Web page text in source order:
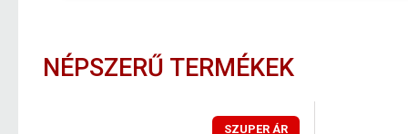
NÉPSZERŰ TERMÉKEK
SZUPER ÁR